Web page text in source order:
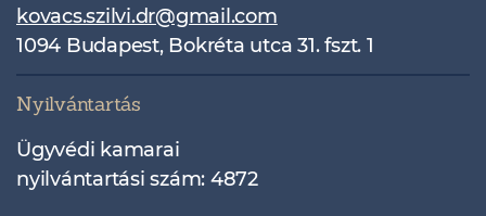
kovacs.szilvi.dr@gmail.com
1094 Budapest, Bokréta utca 31. fszt. 1
Nyilvántartás
Ügyvédi kamarai
nyilvántartási szám: 4872